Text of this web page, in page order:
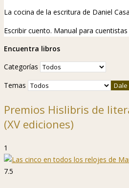
La cocina de la escritura de Daniel
Escribir cuento. Manual para
Encuentra libros
Categorías
Temas
Premios Hislibris de
(XV ediciones)
1
7.5